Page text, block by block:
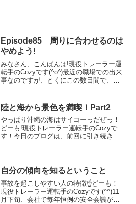
Episode85 周りに合わせるのは
やめよう!
みなさん、こんばんは!現役トレーラー運
転手のCozyです(^o^)最近の職場での出来
事なのですが、とくにこの数日間で、普
り話さなかった人が話し掛けてくれるよ
うになったん...
陸と海から景色を満喫！Part2
やっぱり沖縄の海はサイコーっだぜっ！
どーも!現役トレーラー運転手のCozyで
す！今日のブログは、前回に引き続き沖
宿泊先である...
自分の傾向を知るということ
事故を起こしやすい人の特徴☝どーも！
現役トレーラー運転手のCozyです(^^)11
月下旬、会社で毎年恒例の安全会議が行